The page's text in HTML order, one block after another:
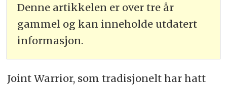
Denne artikkelen er over tre år
gammel og kan inneholde utdatert
informasjon.
Joint Warrior, som tradisjonelt har hatt